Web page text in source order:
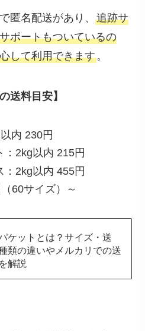
匿名配送があり、追跡サ
ポートもついているの
して利用できます。
送料目安】
内 230円
：2kg以内 215円
：2kg以内 455円
60サイズ）～
ケットとは？サイズ・送
類の違いやメルカリでの送
解説